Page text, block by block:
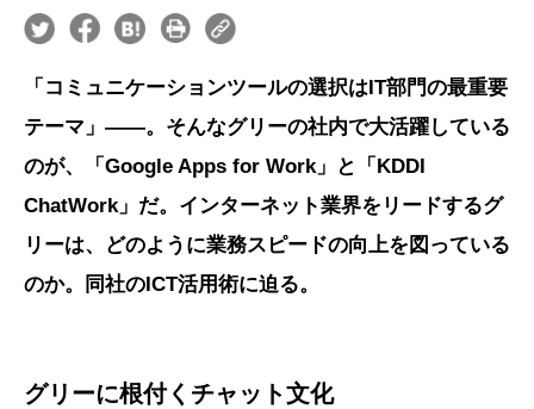
「コミュニケーションツールの選択はIT部門の最重要
テーマ」――。そんなグリーの社内で大活躍している
のが、「Google Apps for Work」と「KDDI
ChatWork」だ。インターネット業界をリードするグ
リーは、どのように業務スピードの向上を図っている
のか。同社のICT活用術に迫る。
グリーに根付くチャット文化